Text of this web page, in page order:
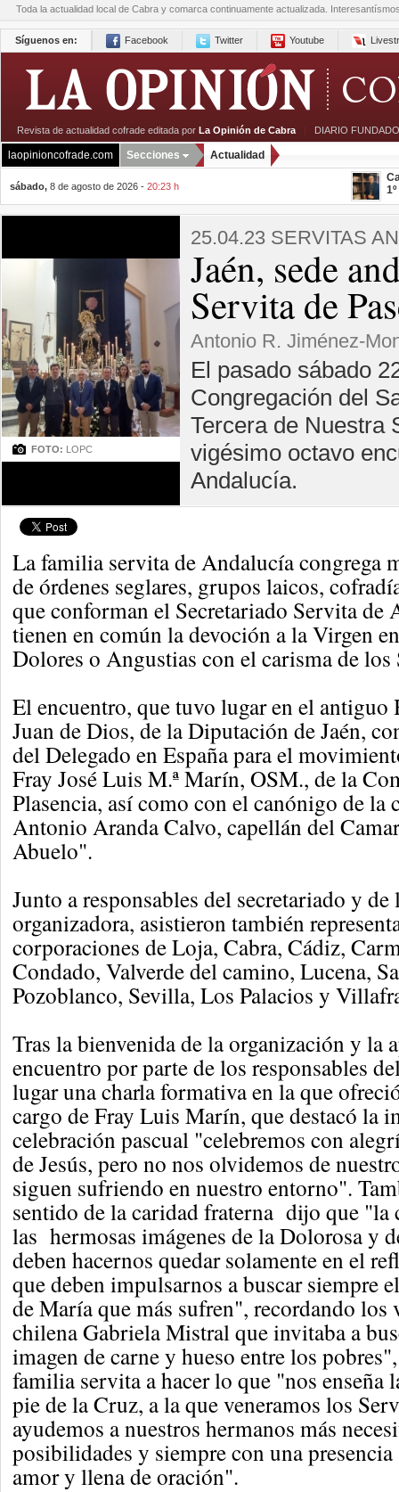
Toda la actualidad local de Cabra y comarca continuamente actualizada.
Síguenos en: Facebook Twitter Youtube
Revista de actualidad cofrade editada por La Opinión de Cabra | DIARIO
laopinioncofrade.com Secciones Actualidad
sábado, 8 de agosto de 2026 - 20:23 h
FOTO: LOPC
25.04.23 SERVITAS
Jaén, sede
Servita de
Antonio R. Jiménez-
El pasado sábado
Congregación del
Tercera de Nuestra
vigésimo octavo
Andalucía.
La familia servita de Andalucía congrega
de órdenes seglares, grupos laicos,
que conforman el Secretariado Servita de
tienen en común la devoción a la Virgen
Dolores o Angustias con el carisma de los
El encuentro, que tuvo lugar en el antiguo
Juan de Dios, de la Diputación de Jaén,
del Delegado en España para el
Fray José Luis M.ª Marín, OSM., de la
Plasencia, así como con el canónigo de la
Antonio Aranda Calvo, capellán del
Abuelo".
Junto a responsables del secretariado y
organizadora, asistieron también
corporaciones de Loja, Cabra, Cádiz,
Condado, Valverde del camino, Lucena,
Pozoblanco, Sevilla, Los Palacios y
Tras la bienvenida de la organización y la
encuentro por parte de los responsables
lugar una charla formativa en la que
cargo de Fray Luis Marín, que destacó la
celebración pascual "celebremos con
de Jesús, pero no nos olvidemos de
siguen sufriendo en nuestro entorno".
sentido de la caridad fraterna dijo que "la
las hermosas imágenes de la Dolorosa y
deben hacernos quedar solamente en el
que deben impulsarnos a buscar siempre
de María que más sufren", recordando los
chilena Gabriela Mistral que invitaba a
imagen de carne y hueso entre los
familia servita a hacer lo que "nos enseña
pie de la Cruz, a la que veneramos los
ayudemos a nuestros hermanos más
posibilidades y siempre con una
amor y llena de oración".